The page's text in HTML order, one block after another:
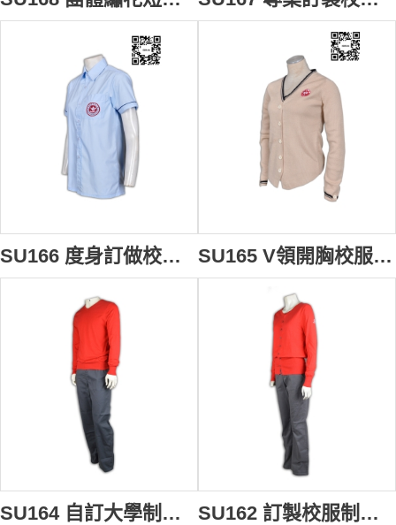
SU166 度身訂做校服恤衫 翻領恤衫設計選擇 胸袋繡花Logo恤衫 校服恤衫專門店 SU165 V領開胸校服冷外套 定製 團體繡花Logo冷外套 冷外套配搭 冷外套專門店
SU164 自訂大學制服搭配 印製logo校服 訂製校服款式 訂購團體制服 校服專門店 SU162 訂製校服制服 自訂大學校服套裝 獨家設計校服款式 制服生產商